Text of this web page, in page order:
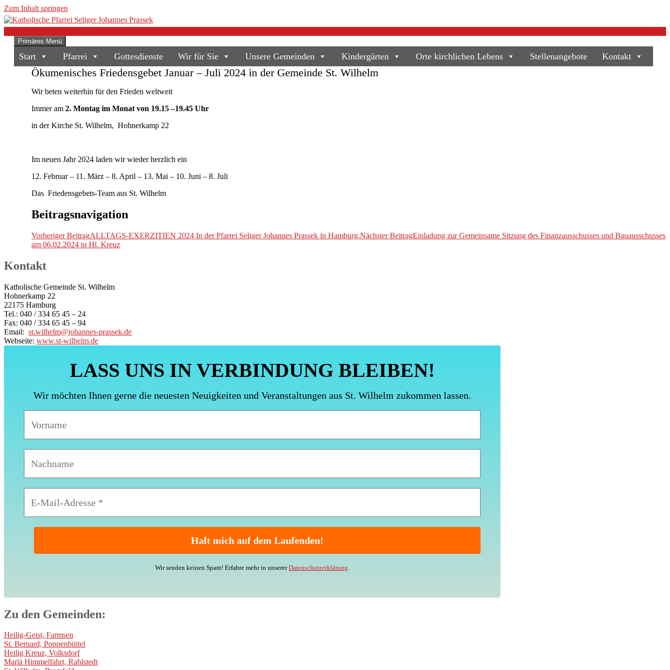
Zum Inhalt springen
Katholische Pfarrei Seliger Johannes Prassek
Primäres Menü
Start Pfarrei Gottesdienste Wir für Sie Unsere Gemeinden Kindergärten Orte kirchlichen Lebens Stellenangebote Kontakt
Ökumenisches Friedensgebet Januar – Juli 2024 in der Gemeinde St. Wilhelm
Wir beten weiterhin für den Frieden weltweit
Immer am 2. Montag im Monat von 19.15–19.45 Uhr
in der Kirche St. Wilhelm, Hohnerkamp 22
Im neuen Jahr 2024 laden wir wieder herzlich ein
12. Februar – 11. März – 8. April – 13. Mai – 10. Juni – 8. Juli
Das Friedensgebets-Team aus St. Wilhelm
Beitragsnavigation
Vorheriger BeitragALLTAGS-EXERZITIEN 2024 In der Pfarrei Seliger Johannes Prassek in Hamburg.Nächster BeitragEinladung zur Gemeinsame Sitzung des Finanzausschusses und Bauausschusses
am 06.02.2024 in Hl. Kreuz
Kontakt
Katholische Gemeinde St. Wilhelm
Hohnerkamp 22
22175 Hamburg
Tel.: 040 / 334 65 45 – 24
Fax: 040 / 334 65 45 – 94
Email: st.wilhelm@johannes-prassek.de
Webseite: www.st-wilhelm.de
LASS UNS IN VERBINDUNG BLEIBEN!
Wir möchten Ihnen gerne die neuesten Neuigkeiten und Veranstaltungen aus St. Wilhelm zukommen lassen.
Wir senden keinen Spam! Erfahre mehr in unsererDatenschutzerklärung
Zu den Gemeinden:
Heilig-Geist, Farmsen
St. Bernard, Poppenbüttel
Heilig Kreuz, Volksdorf
Mariä Himmelfahrt, Rahlstedt